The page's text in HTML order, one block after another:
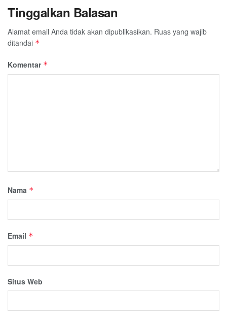
Tinggalkan Balasan
Alamat email Anda tidak akan dipublikasikan. Ruas yang wajib
ditandai *
Komentar *
Nama *
Email *
Situs Web